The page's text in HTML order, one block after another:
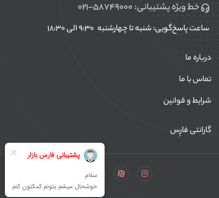
خط ویژه پشتیبانی: ۰۲۱-۵۸۷۴۹۰۰۰
ساعت پاسخ‌گویی: شنبه تا چهارشنبه
درباره ما
تماس با ما
شرایط و قوانین
گارانتی فارِس